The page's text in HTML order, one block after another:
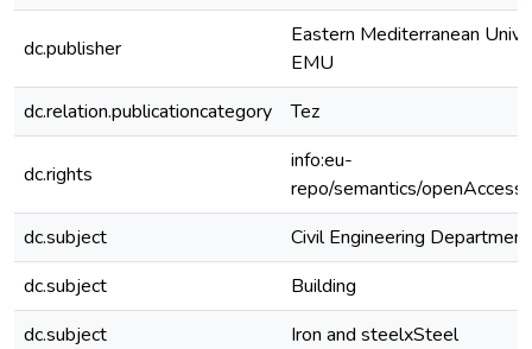
dc.publisher
Eastern Mediterranean
EMU
dc.relation.publicationcategory
Tez
dc.rights
info:eu-
repo/semantics/openAccess
dc.subject
Civil Engineering Department
dc.subject
Building
dc.subject
Iron and steelxSteel